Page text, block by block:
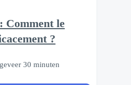
Comment le
?
30 minuten